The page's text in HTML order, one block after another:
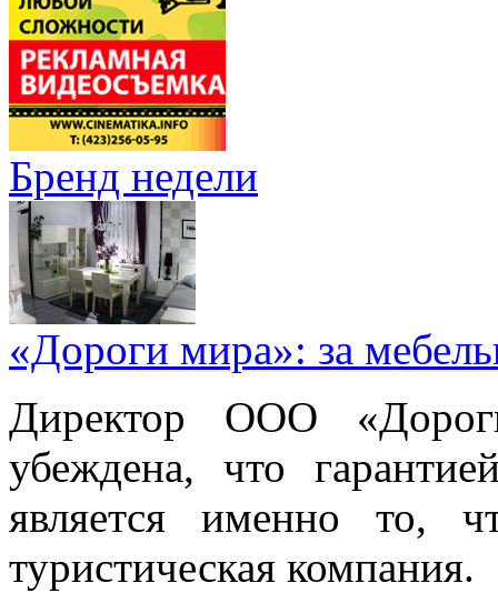
Бренд недели
«Дороги мира»: за
Директор ООО
убеждена, что
является именно то,
туристическая компания.